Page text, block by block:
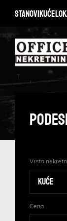
StanoviKuće
Vrsta
Cena